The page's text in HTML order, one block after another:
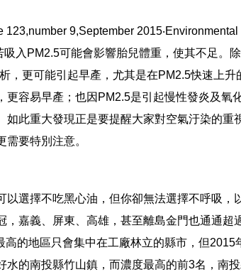
9,September 2015‧Environmental
入PM2.5可能會影響胎兒體重，使其不足。除
，更可能引起早產，尤其是在PM2.5快速上升
更容易早產；也因PM2.5是引起慢性發炎及氧
如此重大發現正是要提醒大家對空氣汙染的重
要特別注意。
以選擇不吃黑心油，但你卻無法選擇不呼吸，
，嘉義、屏東、高雄，甚至離島金門也通通超
的地區只會集中在工廠林立的縣市，但2015
的南投縣竹山鎮，而濃度最高的前3名，南投